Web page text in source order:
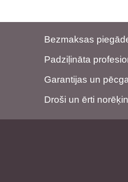
Bezmaksas
Padziļināta
Garantijas un
Droši un ērti